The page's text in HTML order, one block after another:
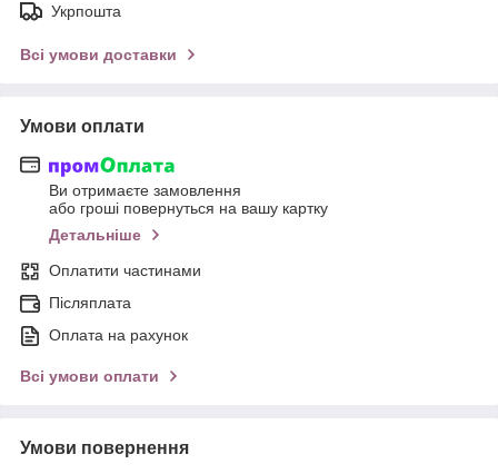
Укрпошта
Всі умови доставки
Умови оплати
Ви отримаєте замовлення
або гроші повернуться на вашу картку
Детальніше
Оплатити частинами
Післяплата
Оплата на рахунок
Всі умови оплати
Умови повернення